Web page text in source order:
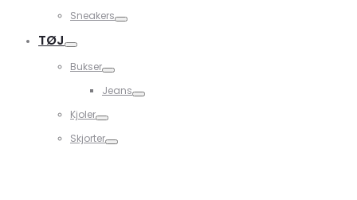
Sneakers
TØJ
Bukser
Jeans
Kjoler
Skjorter